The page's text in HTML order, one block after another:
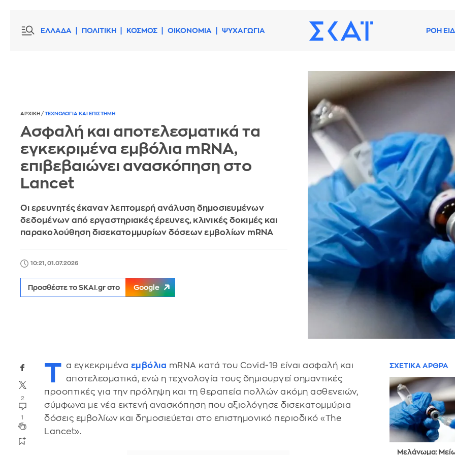
ΕΛΛΑΔΑ ΠΟΛΙΤΙΚΗ ΚΟΣΜΟΣ ΟΙΚΟΝΟΜΙΑ ΨΥΧΑΓΩΓΙΑ ΡΟΗ
ΑΡΧΙΚΗ / ΤΕΧΝΟΛΟΓΙΑ ΚΑΙ ΕΠΙΣΤΗΜΗ
Ασφαλή και αποτελεσματικά τα
εγκεκριμένα εμβόλια mRNA,
επιβεβαιώνει ανασκόπηση στο
Lancet
Οι ερευνητές έκαναν λεπτομερή ανάλυση δημοσιευμένων
δεδομένων από εργαστηριακές έρευνες, κλινικές δοκιμές και
παρακολούθηση δισεκατομμυρίων δόσεων εμβολίων mRNA
10:21, 01.07.2026
Προσθέστε το SKAI.gr στο Google
2
1
Τ α εγκεκριμένα εμβόλια mRNA κατά του Covid-19 είναι ασφαλή και
αποτελεσματικά, ενώ η τεχνολογία τους δημιουργεί σημαντικές
προοπτικές για την πρόληψη και τη θεραπεία πολλών ακόμη ασθενειών,
σύμφωνα με νέα εκτενή ανασκόπηση που αξιολόγησε δισεκατομμύρια
δόσεις εμβολίων και δημοσιεύεται στο επιστημονικό περιοδικό «The
Lancet».
ΣΧΕΤΙΚΑ ΑΡΘΡΑ
Μελάνωμα: